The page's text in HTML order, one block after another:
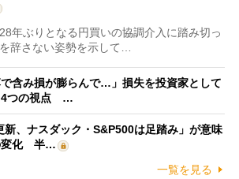
年ぶりとなる円買いの協調介入に踏み切っ
辞さない姿勢を示して…
で含み損が膨らんで…」損失を投資家として
4つの視点 …
新、ナスダック・S&P500は足踏み」が意味
変化 半…
一覧を見る